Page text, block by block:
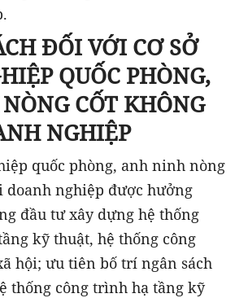
ĐỐI VỚI CƠ SỞ
QUỐC PHÒNG,
CỐT KHÔNG
NGHIỆP
quốc phòng, anh ninh nòng
doanh nghiệp được hưởng
đầu tư xây dựng hệ thống
kỹ thuật, hệ thống công
hội; ưu tiên bố trí ngân sách
thống công trình hạ tầng kỹ